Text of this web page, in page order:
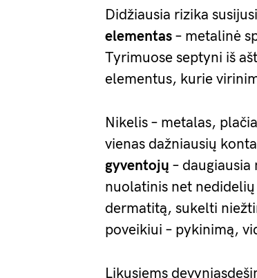
Didžiausia rizika
elementas – metalinė
Tyrimuose septyni iš
elementus, kurie
Nikelis – metalas,
vienas dažniausių
gyventojų –
nuolatinis net
dermatitą, sukelti
poveikiui – pykinimą,
Likusiems